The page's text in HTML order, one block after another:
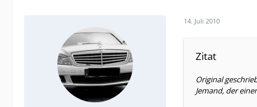
14. Juli 2010
Zitat
Original
Jemand, der